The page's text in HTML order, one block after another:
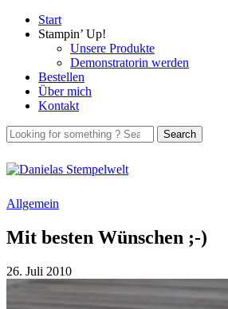
Start
Stampin’ Up!
Unsere Produkte
Demonstratorin werden
Bestellen
Über mich
Kontakt
Allgemein
Mit besten Wünschen ;-)
26. Juli 2010